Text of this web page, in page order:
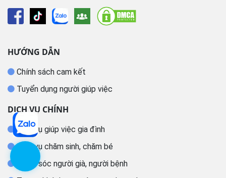
HƯỚNG DẪN
Chính sách cam kết
Tuyển dụng người giúp việc
DỊCH VỤ CHÍNH
Dịch vụ giúp việc gia đình
Dịch vụ chăm sinh, chăm bé
Chăm sóc người già, người bệnh